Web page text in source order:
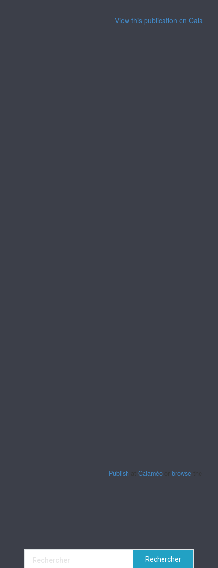
View this publication on Calaméo
Publish Calaméo browse